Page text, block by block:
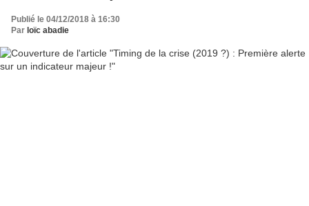
Publié le 04/12/2018 à 16:30
Par loïc abadie